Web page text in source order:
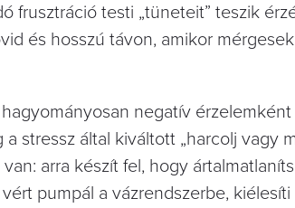
frusztráció testi „tüneteit” teszik
és hosszú távon, amikor
negatív
stressz által kiváltott „harcolj vagy
arra készít fel, hogy
pumpál a vázrendszerbe,